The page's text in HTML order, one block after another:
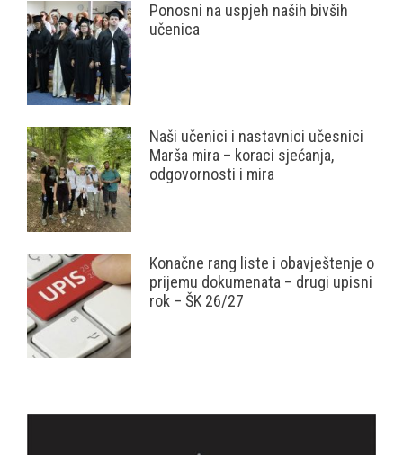
Ponosni na uspjeh naših bivših
učenica
Naši učenici i nastavnici učesnici
Marša mira – koraci sjećanja,
odgovornosti i mira
Konačne rang liste i obavještenje o
prijemu dokumenata – drugi upisni
rok – ŠK 26/27